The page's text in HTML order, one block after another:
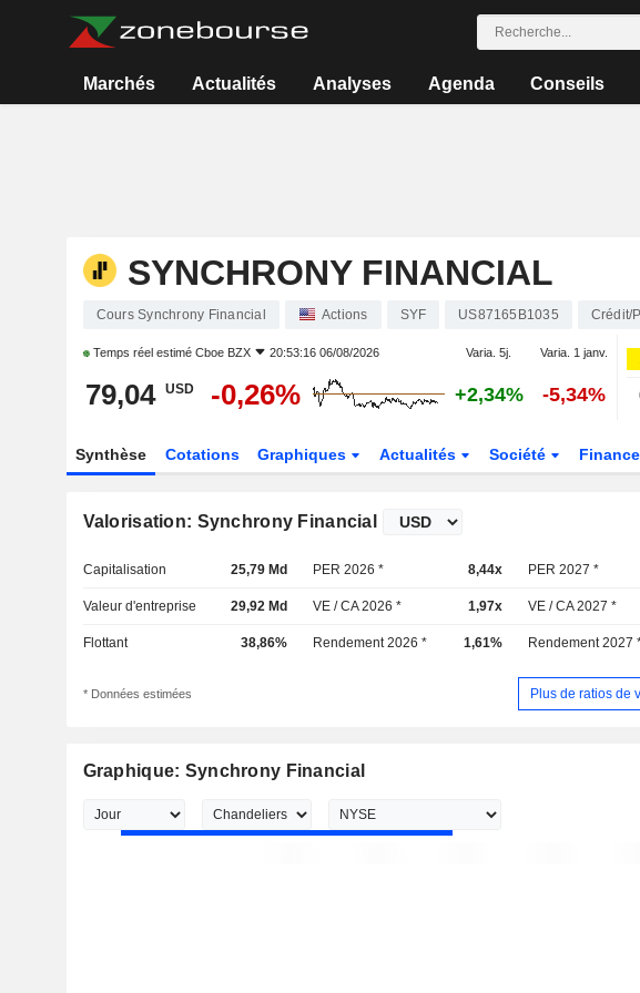
Marchés Actualités Analyses Agenda Conseils
SYNCHRONY FINANCIAL
Cours Synchrony Financial Actions SYF US87165B1035 Crédit/
Temps réel estimé Cboe BZX 20:53:16 06/08/2026 Varia. 5j. Varia. 1 janv.
79,04 USD -0,26% +2,34% -5,34%
Synthèse Cotations Graphiques Actualités Société
Valorisation: Synchrony Financial
Capitalisation 25,79 Md PER 2026 * 8,44x PER 2027 *
Valeur d'entreprise 29,92 Md VE / CA 2026 * 1,97x VE / CA 2027 *
Flottant 38,86% Rendement 2026 * 1,61% Rendement 2027
* Données estimées Plus de ratios de
Graphique: Synchrony Financial